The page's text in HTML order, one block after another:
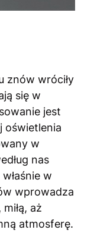
znów wróciły
się w
jest
oświetlenia
w
nas
w
wprowadza
aż
atmosferę.